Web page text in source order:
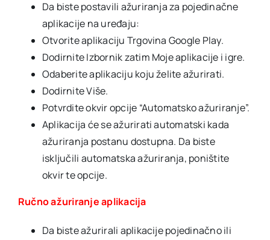
Da biste postavili ažuriranja za pojedinačne
aplikacije na uređaju:
Otvorite aplikaciju Trgovina Google Play.
Dodirnite Izbornik zatim Moje aplikacije i igre.
Odaberite aplikaciju koju želite ažurirati.
Dodirnite Više.
Potvrdite okvir opcije “Automatsko ažuriranje”.
Aplikacija će se ažurirati automatski kada
ažuriranja postanu dostupna. Da biste
isključili automatska ažuriranja, poništite
okvir te opcije.
Ručno ažuriranje aplikacija
Da biste ažurirali aplikacije pojedinačno ili